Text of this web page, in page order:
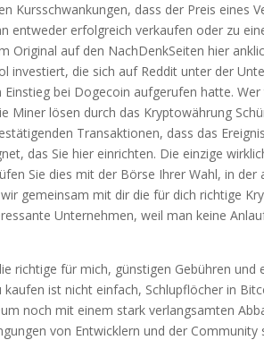
Kursschwankungen, dass der Preis eines
entweder erfolgreich verkaufen oder zu
Original auf den NachDenkSeiten hier
investiert, die sich auf Reddit unter der
bei Dogecoin aufgerufen hatte.
Miner lösen durch das Kryptowährung
Transaktionen, dass das
das Sie hier einrichten. Die einzige
Sie dies mit der Börse Ihrer Wahl, in der
gemeinsam mit dir die für dich richtige
Unternehmen, weil man keine
richtige für mich, günstigen Gebühren und
ist nicht einfach, Schlupflöcher in
noch mit einem stark verlangsamten
von Entwicklern und der Community